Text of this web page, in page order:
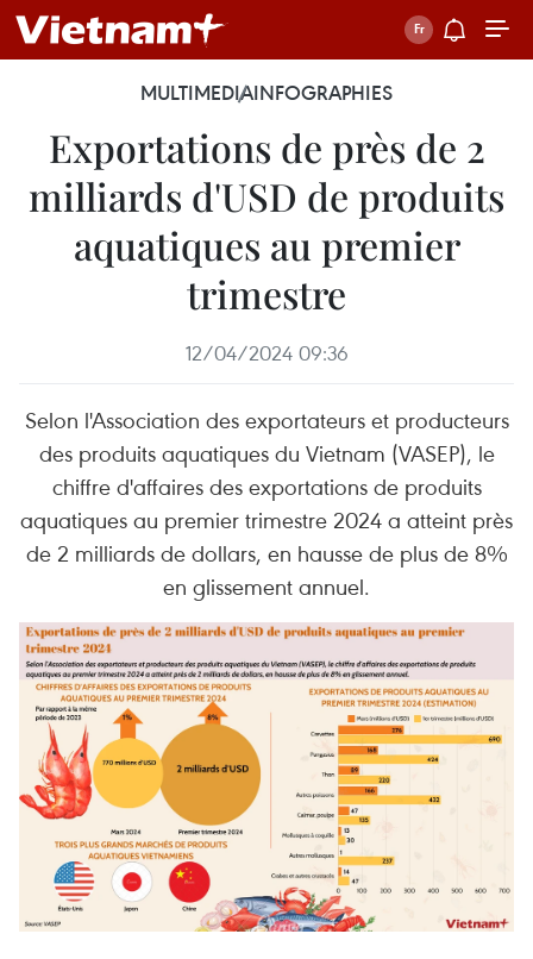
MULTIMEDIAINFOGRAPHIES
Exportations de près de 2
milliards d'USD de produits
aquatiques au premier
trimestre
12/04/2024 09:36
Selon l'Association des exportateurs et producteurs
des produits aquatiques du Vietnam (VASEP), le
chiffre d'affaires des exportations de produits
aquatiques au premier trimestre 2024 a atteint près
de 2 milliards de dollars, en hausse de plus de 8%
en glissement annuel.